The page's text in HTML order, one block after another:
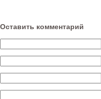
Оставить комментарий